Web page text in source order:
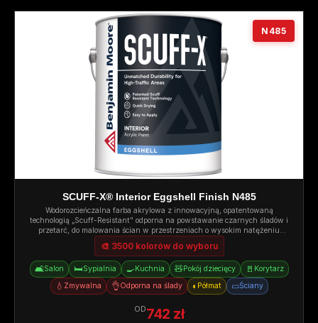
N485
SCUFF-X® Interior Eggshell Finish N485
Wodorozcieńczalna farba akrylowa z innowacyjną, opatentowaną
technologią „Scuff-Resistant” odporna na powstawanie czarnych śladów i
przetarć, do malowania ścian w przestrzeniach o wysokim natężeniu
🎨 3500 kolorów do wyboru
🛋️Salon 🛏️Sypialnia 🍳Kuchnia 🧸Pokój dziecięcy 🚪 Korytarz
💧 Zmywalna 👌Odporna na ślady ◐ Półmat ▭Ściany
OD742 zł